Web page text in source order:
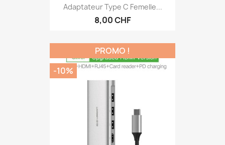
Adaptateur Type C Femelle...
8,00 CHF
PROMO !
-10%